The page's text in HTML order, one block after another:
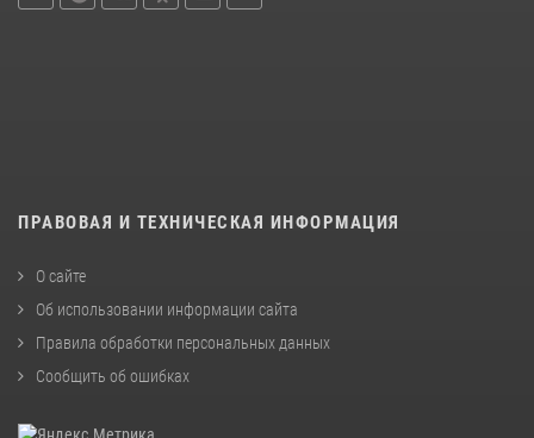
ПРАВОВАЯ И ТЕХНИЧЕСКАЯ ИНФОРМАЦИЯ
О сайте
Об использовании информации сайта
Правила обработки персональных данных
Сообщить об ошибках